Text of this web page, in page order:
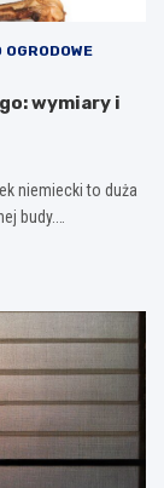
OGRODOWE
wymiary i
niemiecki to duża
budy.…